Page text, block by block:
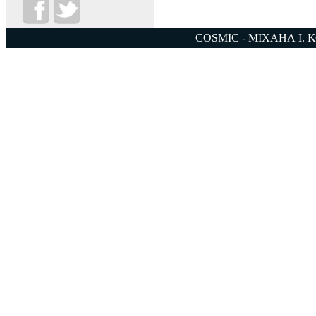
COSMIC - ΜΙΧΑΗΛ Ι.